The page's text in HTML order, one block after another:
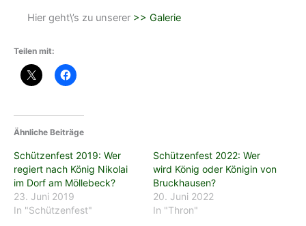
Hier geht\’s zu unserer >> Galerie
Teilen mit:
Ähnliche Beiträge
Schützenfest 2019: Wer
regiert nach König Nikolai
im Dorf am Möllebeck?
23. Juni 2019
In "Schützenfest"
Schützenfest 2022: Wer
wird König oder Königin von
Bruckhausen?
20. Juni 2022
In "Thron"